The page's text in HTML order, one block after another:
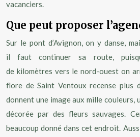
vacanciers.
Que peut proposer
Sur le pont d’Avignon, on y danse,
il faut continuer sa route,
de kilomètres vers le nord-ouest on
flore de Saint Ventoux recense plus
donnent une image aux mille couleurs,
décorée par des fleurs sauvages.
beaucoup donné dans cet endroit.